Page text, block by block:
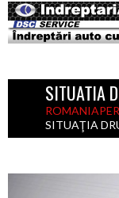
SITUAŢIA
SITUAŢIA